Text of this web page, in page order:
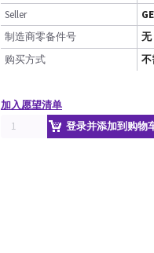
Seller
制造商零备件号
无
购买方式
不
加入愿望清单
登录并添加到购物